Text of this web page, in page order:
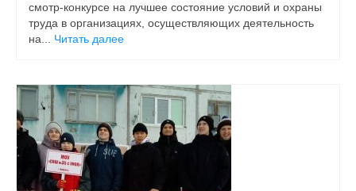
смотр-конкурсе на лучшее состояние условий и охраны
труда в организациях, осуществляющих деятельность
на... Читать далее